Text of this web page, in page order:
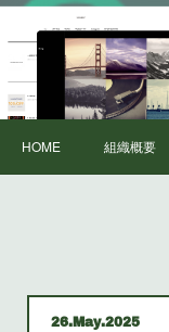
HOME 組織概要
26 May 2025